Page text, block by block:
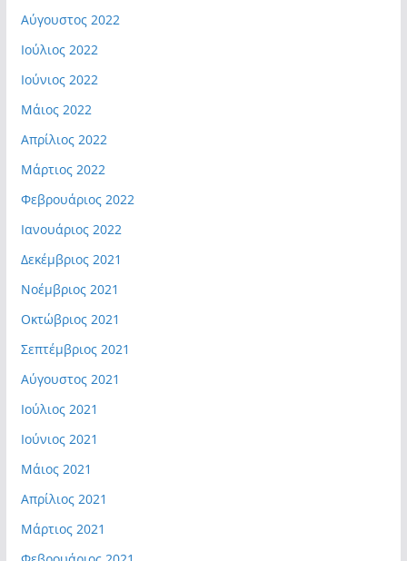
Αύγουστος 2022
Ιούλιος 2022
Ιούνιος 2022
Μάιος 2022
Απρίλιος 2022
Μάρτιος 2022
Φεβρουάριος 2022
Ιανουάριος 2022
Δεκέμβριος 2021
Νοέμβριος 2021
Οκτώβριος 2021
Σεπτέμβριος 2021
Αύγουστος 2021
Ιούλιος 2021
Ιούνιος 2021
Μάιος 2021
Απρίλιος 2021
Μάρτιος 2021